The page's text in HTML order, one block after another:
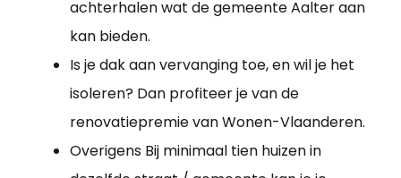
achterhalen wat de gemeente Aalter aan
kan bieden.
Is je dak aan vervanging toe, en wil je het
isoleren? Dan profiteer je van de
renovatiepremie van Wonen-Vlaanderen.
Overigens Bij minimaal tien huizen in